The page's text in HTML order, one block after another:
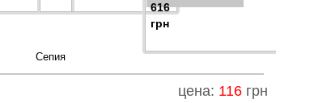
616
грн
Сепия
цена: 116 грн